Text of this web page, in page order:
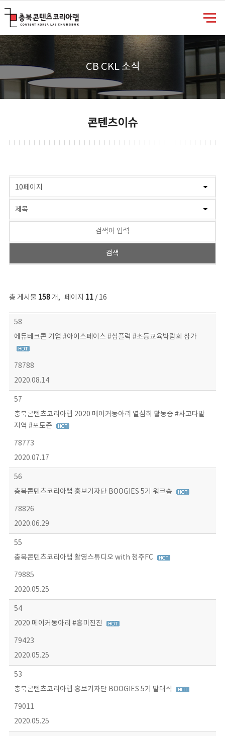
CB CKL 소식
콘텐츠이슈
총 게시물 158개, 페이지 11/ 16
콘텐츠이슈 목록 - 번호, 제목, 작성자, 파일, 조회수, 작성일 정보 제공
58
에듀테크콘 기업 #아이스페이스 #심플럭 #초등교육박람회 참가
78788
2020.08.14
57
충북콘텐츠코리아랩 2020 메이커동아리 열심히 활동중 #사고다발
지역 #포토존
78773
2020.07.17
56
충북콘텐츠코리아랩 홍보기자단 BOOGIES 5기 워크숍
78826
2020.06.29
55
충북콘텐츠코리아랩 촬영스튜디오 with 청주FC
79885
2020.05.25
54
2020 메이커동아리 #흥미진진
79423
2020.05.25
53
충북콘텐츠코리아랩 홍보기자단 BOOGIES 5기 발대식
79011
2020.05.25